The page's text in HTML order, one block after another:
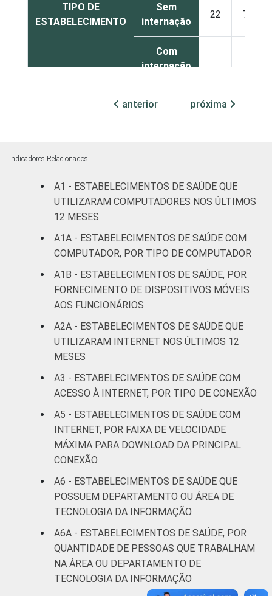
TIPO DE
ESTABELECIMENTO
Sem
internação
22 78
Com
internação
Serviço de
terapia
IDENTIFICAÇÃO DE
UNIDADE BÁSICA
DE SAÚDE
UBS 10 90
LOCALIZAÇÃO Capital 35 64
Fonte: Núcleo de Informação e Coordenação
do Ponto BR. (2024). Pesquisa sobre o uso
das tecnologias de informação e
comunicação nos estabelecimentos de
saúde brasileiros: TIC Saúde 2024 [Tabelas].
anterior próxima
Indicadores Relacionados
A1 - ESTABELECIMENTOS DE SAÚDE QUE
UTILIZARAM COMPUTADORES NOS ÚLTIMOS
12 MESES
A1A - ESTABELECIMENTOS DE SAÚDE COM
COMPUTADOR, POR TIPO DE COMPUTADOR
A1B - ESTABELECIMENTOS DE SAÚDE, POR
FORNECIMENTO DE DISPOSITIVOS MÓVEIS
AOS FUNCIONÁRIOS
A2A - ESTABELECIMENTOS DE SAÚDE QUE
UTILIZARAM INTERNET NOS ÚLTIMOS 12
MESES
A3 - ESTABELECIMENTOS DE SAÚDE COM
ACESSO À INTERNET, POR TIPO DE CONEXÃO
A5 - ESTABELECIMENTOS DE SAÚDE COM
INTERNET, POR FAIXA DE VELOCIDADE
MÁXIMA PARA DOWNLOAD DA PRINCIPAL
CONEXÃO
A6 - ESTABELECIMENTOS DE SAÚDE QUE
POSSUEM DEPARTAMENTO OU ÁREA DE
TECNOLOGIA DA INFORMAÇÃO
A6A - ESTABELECIMENTOS DE SAÚDE, POR
QUANTIDADE DE PESSOAS QUE TRABALHAM
NA ÁREA OU DEPARTAMENTO DE
TECNOLOGIA DA INFORMAÇÃO